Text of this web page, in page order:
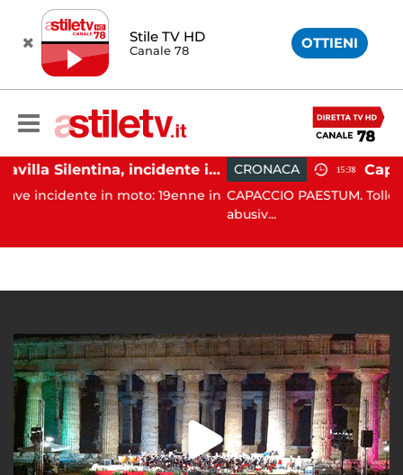
Stile TV HD
Canale 78 OTTIENI
Altavilla Silentina, incidente in moto nella notte: 19enne in prognosi riservata
in moto: 19enne in
CRONACA 15:38
CAPACCIO PAESTUM. Tolleranza zero